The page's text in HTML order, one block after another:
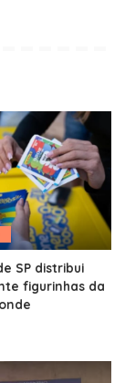
SP distribui
figurinhas da